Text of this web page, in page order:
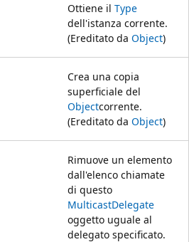
Ottiene il Type
dell'istanza corrente.
(Ereditato da Object)
Crea una copia
superficiale del
Objectcorrente.
(Ereditato da Object)
Rimuove un elemento
dall'elenco chiamate
di questo
MulticastDelegate
oggetto uguale al
delegato specificato.